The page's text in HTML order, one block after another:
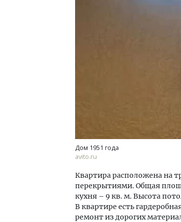
Дом 1951 года
avito.ru
Квартира расположена на
перекрытиями. Общая
кухня – 9 кв. м. Высота
В квартире есть
ремонт из дорогих